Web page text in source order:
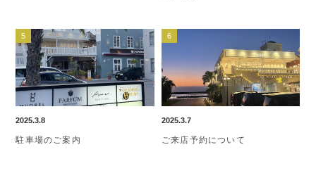
2025.3.8
駐車場のご案内
2025.3.7
ご来店予約について